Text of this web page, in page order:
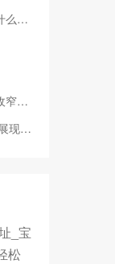
箱
续性
挑战
_宝
松